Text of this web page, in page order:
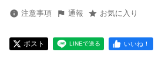
注意事項 通報 お気に入り
ポスト LINEで送る いいね！